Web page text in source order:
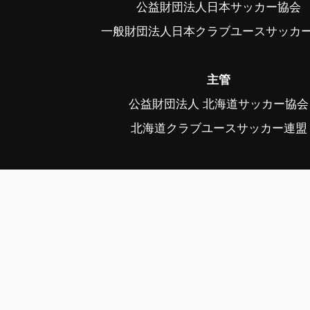
公益財団法人日本サッカー協会
一般財団法人日本クラブユースサッカ
主管
公益財団法人 北海道サッカー協会
北海道クラブユースサッカー連盟